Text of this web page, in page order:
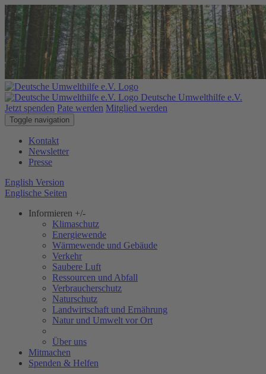
Deutsche Umwelthilfe e.V.
Jetzt spenden Pate werden Mitglied werden
Toggle navigation
Kontakt
Newsletter
Presse
English Version
Englische Seiten
Informieren +/-
Klimaschutz
Energiewende
Wärmewende und Gebäude
Verkehr
Saubere Luft
Ressourcen und Abfall
Verbraucherschutz
Naturschutz
Landwirtschaft und Ernährung
Natur und Umwelt vor Ort
Über uns
Mitmachen
Spenden & Helfen